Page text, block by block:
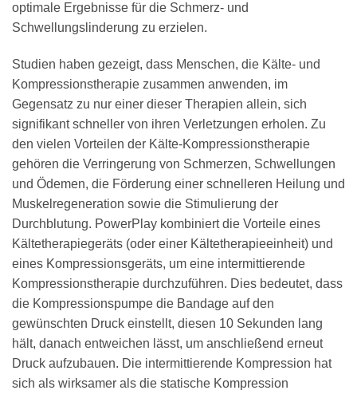
optimale Ergebnisse für die Schmerz- und
Schwellungslinderung zu erzielen.
Studien haben gezeigt, dass Menschen, die Kälte- und
Kompressionstherapie zusammen anwenden, im
Gegensatz zu nur einer dieser Therapien allein, sich
signifikant schneller von ihren Verletzungen erholen. Zu
den vielen Vorteilen der Kälte-Kompressionstherapie
gehören die Verringerung von Schmerzen, Schwellungen
und Ödemen, die Förderung einer schnelleren Heilung und
Muskelregeneration sowie die Stimulierung der
Durchblutung. PowerPlay kombiniert die Vorteile eines
Kältetherapiegeräts (oder einer Kältetherapieeinheit) und
eines Kompressionsgeräts, um eine intermittierende
Kompressionstherapie durchzuführen. Dies bedeutet, dass
die Kompressionspumpe die Bandage auf den
gewünschten Druck einstellt, diesen 10 Sekunden lang
hält, danach entweichen lässt, um anschließend erneut
Druck aufzubauen. Die intermittierende Kompression hat
sich als wirksamer als die statische Kompression